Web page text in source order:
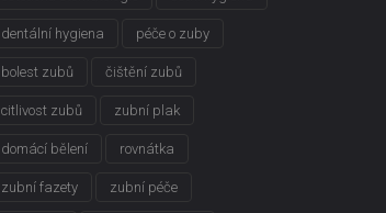
dentální hygiena péče o zuby
bolest zubů čištění zubů
citlivost zubů zubní plak
domácí bělení rovnátka
zubní fazety zubní péče